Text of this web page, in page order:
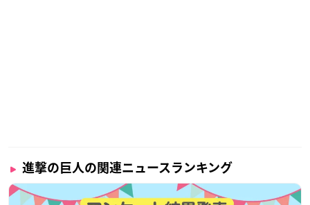
進撃の巨人の関連ニュースランキング